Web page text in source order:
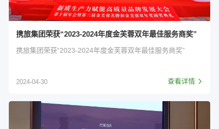
携旅集团荣获“2023-2024年度金芙蓉双年最佳服务商奖”
携旅集团荣获“2023-2024年度金芙蓉双年最佳服务商奖”
2024-04-30 查看详情